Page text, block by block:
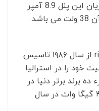
سال عمر می کنند. بیشترین جریان این پنل 8.9 آمپر
شرکت رایزن انرژی risen energy از سال ۱۹۸۶ تاسیس
که از سال ۲۰۰۸ فعالیت خود را در استرالیا
کرد و در سال ۲۰۱۷ جزء ده برند برتر دنیا در
تولید پنل خورشیدی با تولید ۴.۵ گیگا وات در سال